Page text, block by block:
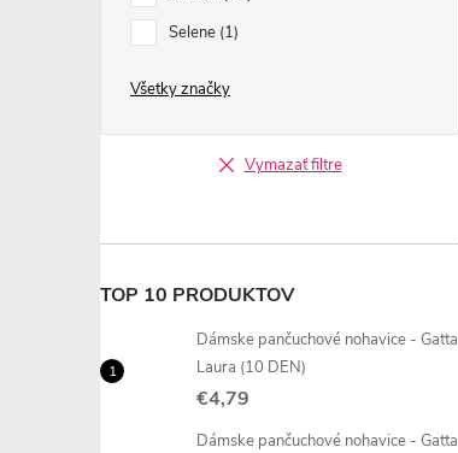
Selene 1
Všetky značky
Vymazať filtre
TOP 10 PRODUKTOV
Dámske pančuchové nohavice - Gatta
Laura (10 DEN)
€4,79
Dámske pančuchové nohavice - Gatta